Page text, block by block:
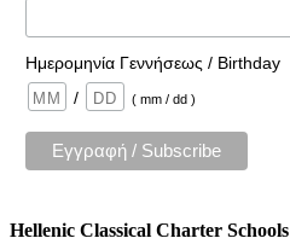
Ημερομηνία Γεννήσεως / Birthday
/
( mm / dd )
Hellenic Classical Charter Schools